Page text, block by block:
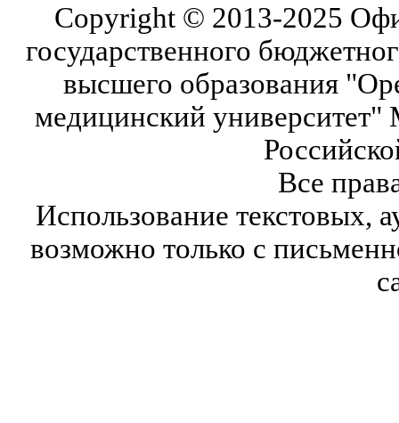
Copyright © 2013-2025
государственного
высшего образования
медицинский университет"
Все
Использование текстовых,
возможно только с